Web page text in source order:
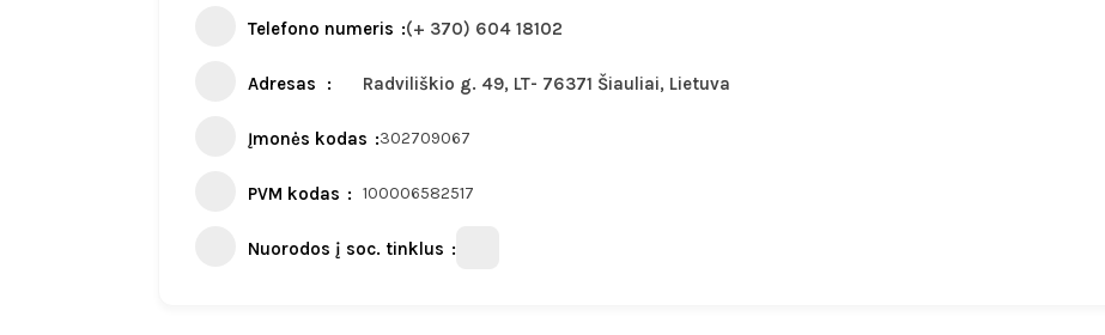
Telefono numeris (+ 370) 604 18102
Adresas Radviliškio g. 49, LT- 76371 Šiauliai, Lietuva
Įmonės kodas 302709067
PVM kodas 100006582517
Nuorodos į soc. tinklus